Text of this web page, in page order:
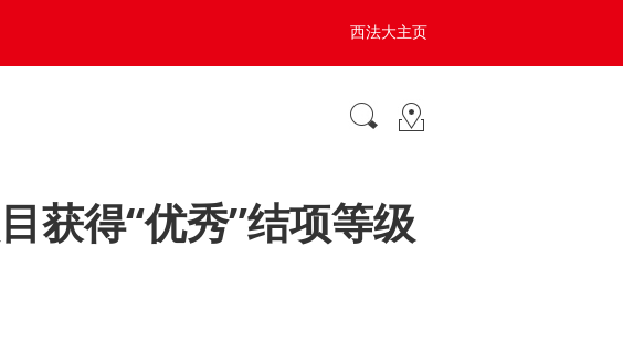
西法大主页
获得“优秀”结项等级